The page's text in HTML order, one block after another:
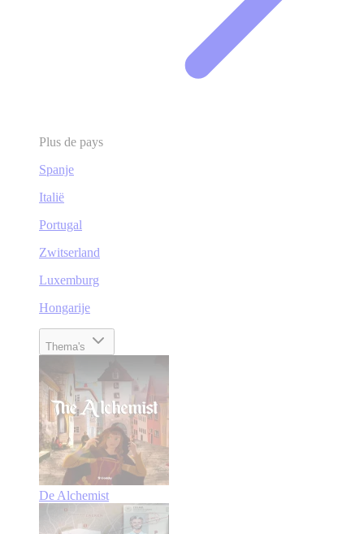
Plus de pays
Spanje
Italië
Portugal
Zwitserland
Luxemburg
Hongarije
Thema's
De Alchemist